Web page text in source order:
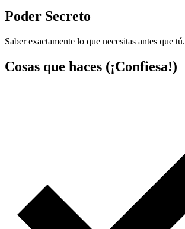
Poder Secreto
Saber exactamente lo que necesitas antes que tú.
Cosas que haces (¡Confiesa!)